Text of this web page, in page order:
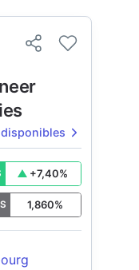
+7,40%
1,860%